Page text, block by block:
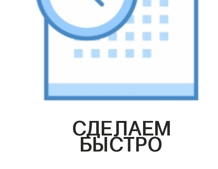
СДЕЛАЕМ
БЫСТРО